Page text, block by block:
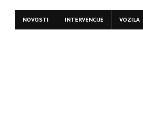
NOVOSTI INTERVENCIJE VOZILA